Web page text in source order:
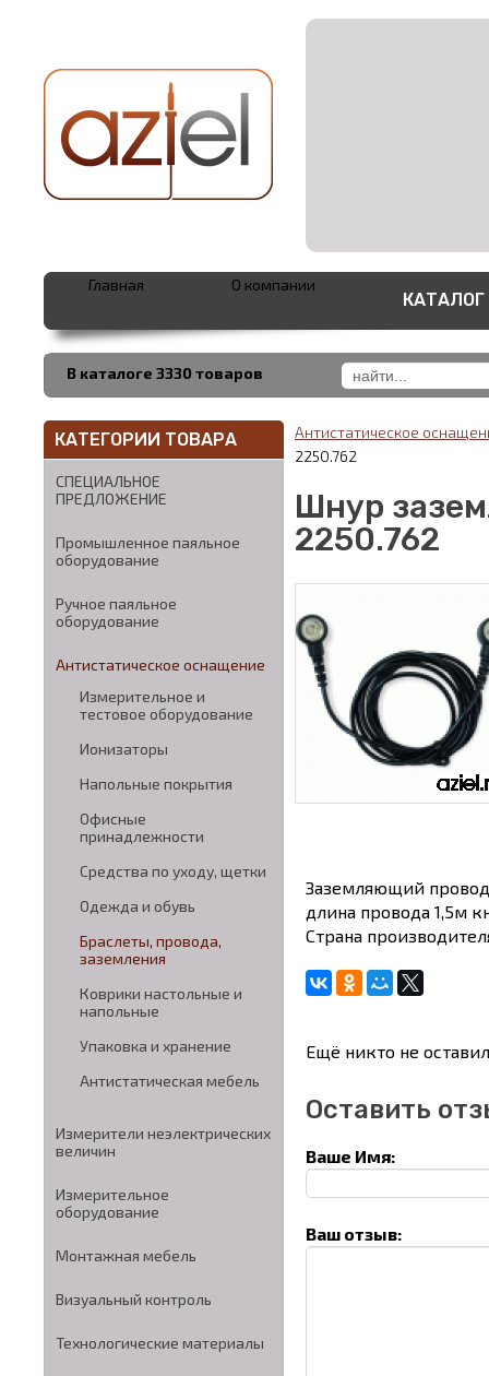
В каталоге 3330 товаров
Главная О компании
КАТАЛОГ
КАТЕГОРИИ ТОВАРА
СПЕЦИАЛЬНОЕ
ПРЕДЛОЖЕНИЕ
Промышленное паяльное
оборудование
Ручное паяльное
оборудование
Антистатическое оснащение
Измерительное и
тестовое оборудование
Ионизаторы
Напольные покрытия
Офисные
принадлежности
Средства по уходу, щетки
Одежда и обувь
Браслеты, провода,
заземления
Коврики настольные и
напольные
Упаковка и хранение
Антистатическая мебель
Измерители неэлектрических
величин
Измерительное
оборудование
Монтажная мебель
Визуальный контроль
Технологические материалы
Антистатическое
2250.762
Шнур
2250.762
Заземляющий
длина провода 1,5м
Страна
Ещё никто не
Оставить
Ваше Имя:
Ваш отзыв: